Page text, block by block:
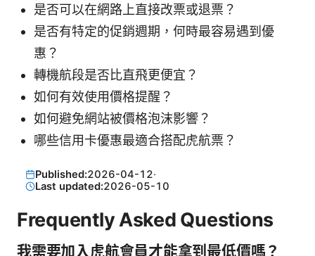
是否可以在網路上直接改票或退票？
是否有特定的促銷週期，何時最容易遇到優
惠？
轉機航段是否比直飛更便宜？
如何有效使用價格提醒？
如何避免網站被價格泡沫影響？
哪些信用卡優惠最適合搭配虎航票？
Published:2026-04-12·
Last updated:2026-05-10
Frequently Asked Questions
我需要加入虎航會員才能拿到最低價嗎？